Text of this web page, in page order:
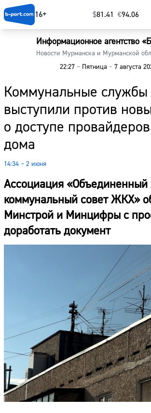
16+ $⁠81.41 €⁠94.06
Информационное агентство
Новости Мурманска и Мурманской
22:27 –Пятница –7 августа
Коммунальные службы
выступили против
о доступе
дома
14:34 – 2 июня
Ассоциация
коммунальный совет ЖКХ»
Минстрой и Минцифры с
доработать документ
Главная
Наши гости
Фоторепортажи
Погода
Курсы валют